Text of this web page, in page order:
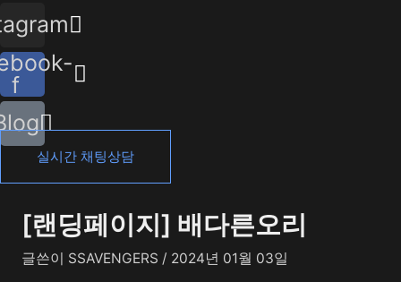
f
실시간 채팅상담
[랜딩페이지] 배다른오리
글쓴이 SSAVENGERS / 2024년 01월 03일